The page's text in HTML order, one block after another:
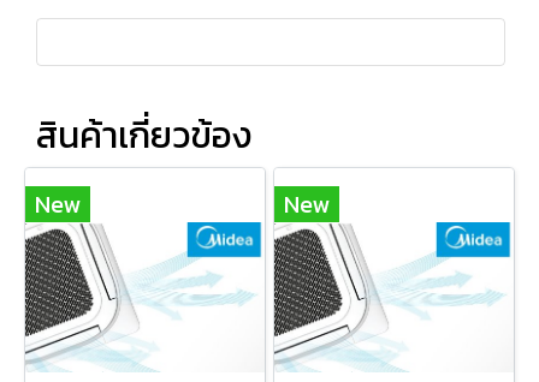
สินค้าเกี่ยวข้อง
New New